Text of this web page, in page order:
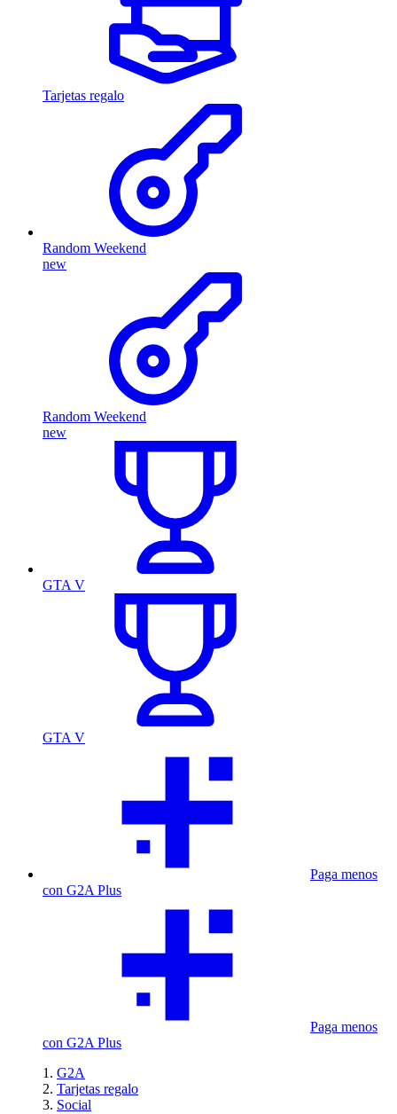
Tarjetas regalo
Random Weekend
new
Random Weekend
new
GTA V
GTA V
Paga menos
con G2A Plus
Paga menos
con G2A Plus
G2A
Tarjetas regalo
Social